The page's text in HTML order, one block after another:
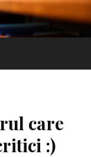
care
:)